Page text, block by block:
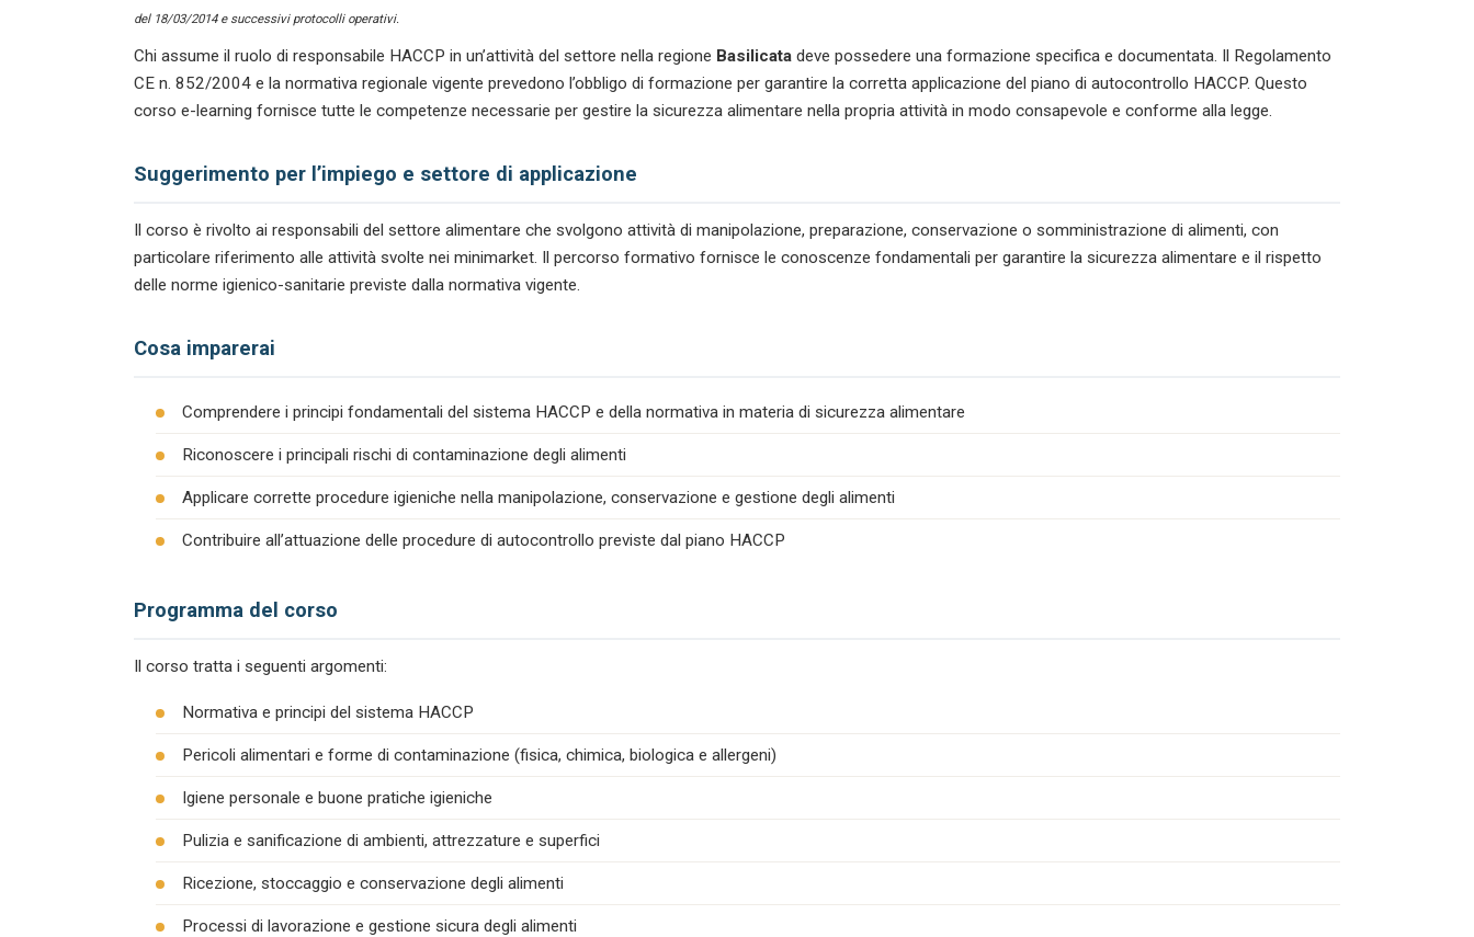
del 18/03/2014 e successivi protocolli operativi.
Chi assume il ruolo di responsabile HACCP in un’attività del settore nella regione Basilicata deve possedere una formazione specifica e documentata. Il Regolamento
CE n. 852/2004 e la normativa regionale vigente prevedono l’obbligo di formazione per garantire la corretta applicazione del piano di autocontrollo HACCP. Questo
corso e-learning fornisce tutte le competenze necessarie per gestire la sicurezza alimentare nella propria attività in modo consapevole e conforme alla legge.
Suggerimento per l’impiego e settore di applicazione
Il corso è rivolto ai responsabili del settore alimentare che svolgono attività di manipolazione, preparazione, conservazione o somministrazione di alimenti, con
particolare riferimento alle attività svolte nei minimarket. Il percorso formativo fornisce le conoscenze fondamentali per garantire la sicurezza alimentare e il rispetto
delle norme igienico-sanitarie previste dalla normativa vigente.
Cosa imparerai
Comprendere i principi fondamentali del sistema HACCP e della normativa in materia di sicurezza alimentare
Riconoscere i principali rischi di contaminazione degli alimenti
Applicare corrette procedure igieniche nella manipolazione, conservazione e gestione degli alimenti
Contribuire all’attuazione delle procedure di autocontrollo previste dal piano HACCP
Programma del corso
Il corso tratta i seguenti argomenti:
Normativa e principi del sistema HACCP
Pericoli alimentari e forme di contaminazione (fisica, chimica, biologica e allergeni)
Igiene personale e buone pratiche igieniche
Pulizia e sanificazione di ambienti, attrezzature e superfici
Ricezione, stoccaggio e conservazione degli alimenti
Processi di lavorazione e gestione sicura degli alimenti